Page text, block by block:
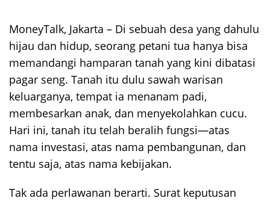
MoneyTalk, Jakarta – Di sebuah desa yang dahulu
hijau dan hidup, seorang petani tua hanya bisa
memandangi hamparan tanah yang kini dibatasi
pagar seng. Tanah itu dulu sawah warisan
keluarganya, tempat ia menanam padi,
membesarkan anak, dan menyekolahkan cucu.
Hari ini, tanah itu telah beralih fungsi—atas
nama investasi, atas nama pembangunan, dan
tentu saja, atas nama kebijakan.
Tak ada perlawanan berarti. Surat keputusan